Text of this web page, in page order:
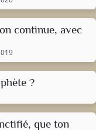
continue, avec
?
que ton